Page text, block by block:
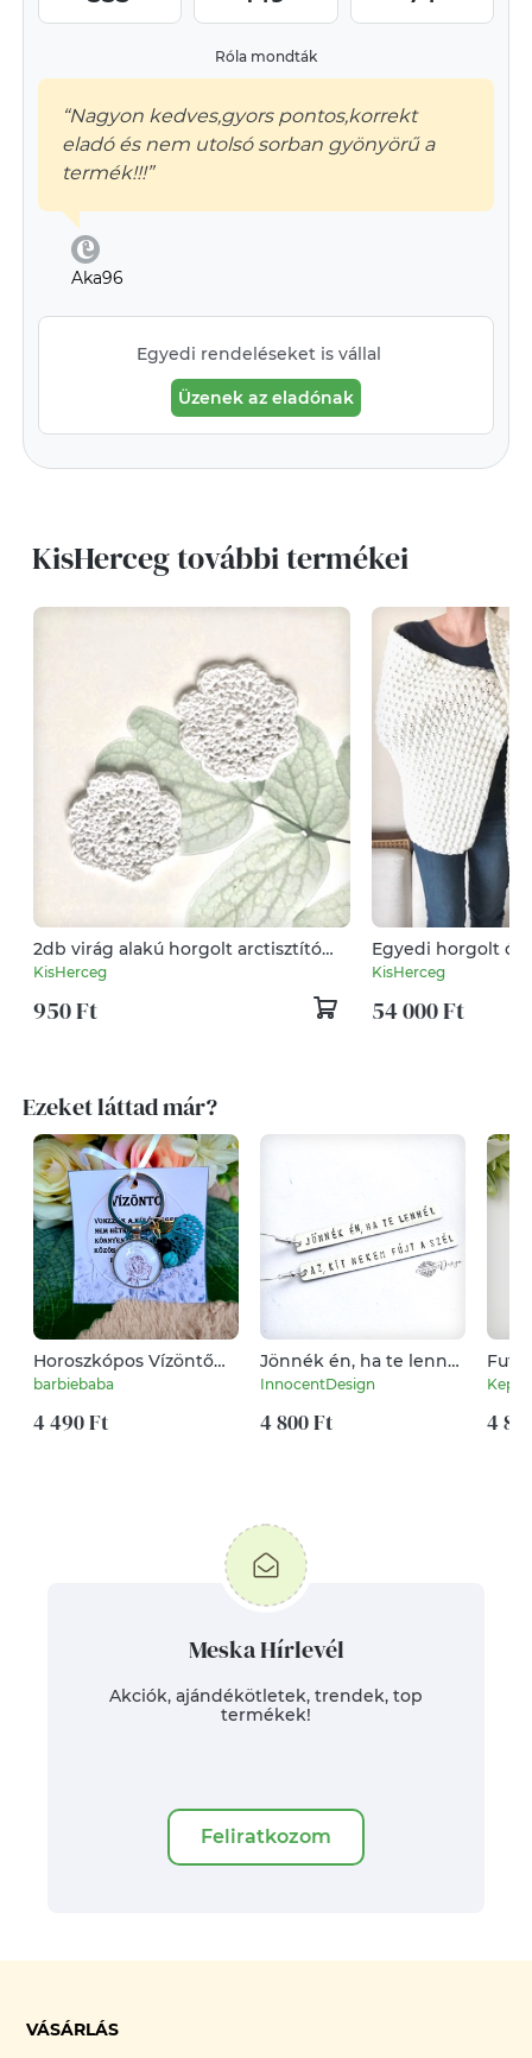
Róla mondták
“Nagyon kedves,gyors pontos,korrekt
eladó és nem utolsó sorban gyönyörű a
termék!!!”
Aka96
Egyedi rendeléseket is vállal
Üzenek az eladónak
KisHerceg további termékei
2db virág alakú horgolt arctisztító
korong, párna - Kisherceg design
KisHerceg
950 Ft
Egyedi horgolt
menyasszonynak,
krémfehér
55cm - Kisherceg
KisHerceg
54 000 Ft
Ezeket láttad már?
Horoszkópos Vízöntő
kulcstartó
barbiebaba
4 490 Ft
Jönnék én, ha te lennél
- alpakka fülbevaló -
feliratos fülbevaló
InnocentDesign
4 800 Ft 4
Meska Hírlevél
Akciók, ajándékötletek, trendek, top
termékek!
Feliratkozom
VÁSÁRLÁS